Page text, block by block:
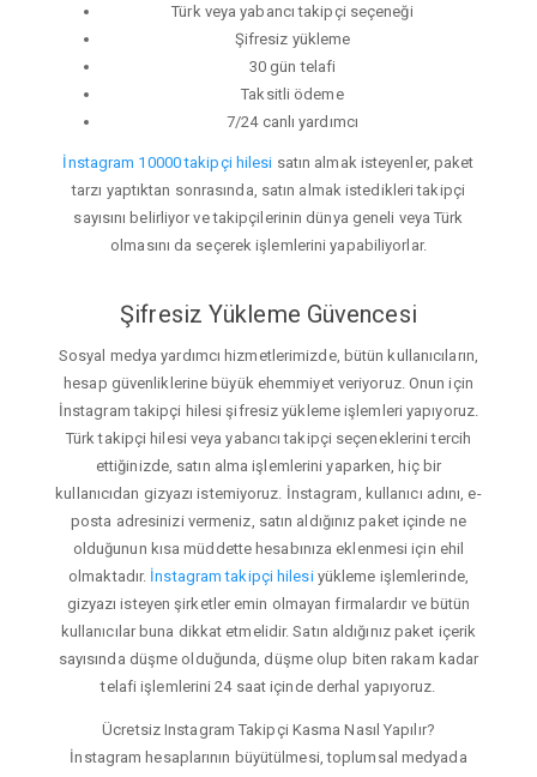
Türk veya yabancı takipçi seçeneği
Şifresiz yükleme
30 gün telafi
Taksitli ödeme
7/24 canlı yardımcı
İnstagram 10000 takipçi hilesi satın almak isteyenler, paket
tarzı yaptıktan sonrasında, satın almak istedikleri takipçi
sayısını belirliyor ve takipçilerinin dünya geneli veya Türk
olmasını da seçerek işlemlerini yapabiliyorlar.
Şifresiz Yükleme Güvencesi
Sosyal medya yardımcı hizmetlerimizde, bütün kullanıcıların,
hesap güvenliklerine büyük ehemmiyet veriyoruz. Onun için
İnstagram takipçi hilesi şifresiz yükleme işlemleri yapıyoruz.
Türk takipçi hilesi veya yabancı takipçi seçeneklerini tercih
ettiğinizde, satın alma işlemlerini yaparken, hiç bir
kullanıcıdan gizyazı istemiyoruz. İnstagram, kullanıcı adını, e-
posta adresinizi vermeniz, satın aldığınız paket içinde ne
olduğunun kısa müddette hesabınıza eklenmesi için ehil
olmaktadır. İnstagram takipçi hilesiyükleme işlemlerinde,
gizyazı isteyen şirketler emin olmayan firmalardır ve bütün
kullanıcılar buna dikkat etmelidir. Satın aldığınız paket içerik
sayısında düşme olduğunda, düşme olup biten rakam kadar
telafi işlemlerini 24 saat içinde derhal yapıyoruz.
Ücretsiz Instagram Takipçi Kasma Nasıl Yapılır?
İnstagram hesaplarının büyütülmesi, toplumsal medyada